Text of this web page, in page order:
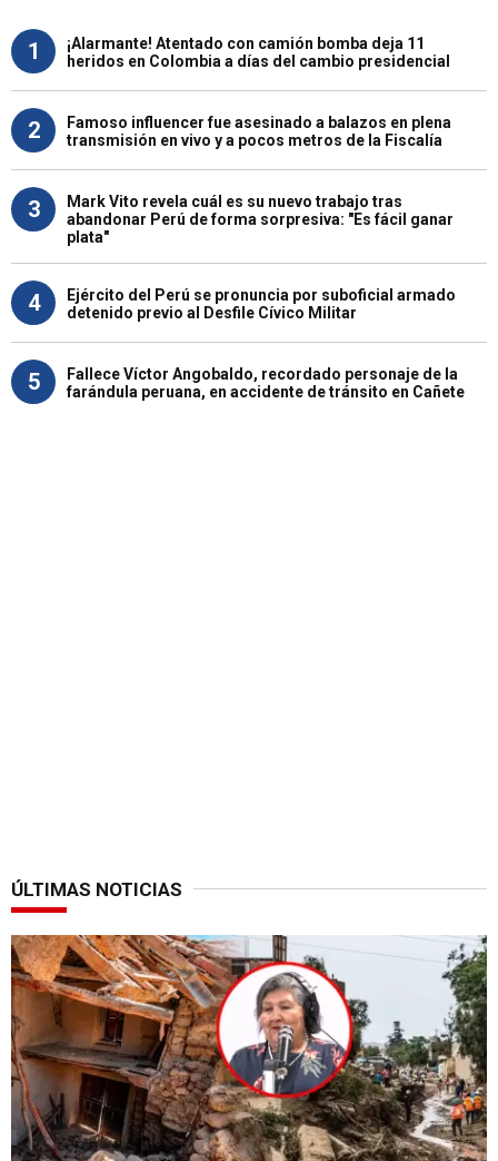
1
¡Alarmante! Atentado con camión bomba deja 11
heridos en Colombia a días del cambio presidencial
2
Famoso influencer fue asesinado a balazos en plena
transmisión en vivo y a pocos metros de la Fiscalía
3
Mark Vito revela cuál es su nuevo trabajo tras
abandonar Perú de forma sorpresiva: "Es fácil ganar
plata"
4
Ejército del Perú se pronuncia por suboficial armado
detenido previo al Desfile Cívico Militar
5
Fallece Víctor Angobaldo, recordado personaje de la
farándula peruana, en accidente de tránsito en Cañete
ÚLTIMAS NOTICIAS